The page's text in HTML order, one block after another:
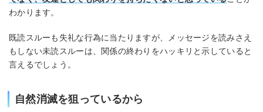
わかります。
既読スルーも失礼な行為に当たりますが、メッセージを読みさえ
もしない未読スルーは、関係の終わりをハッキリと示していると
言えるでしょう。
自然消滅を狙っているから